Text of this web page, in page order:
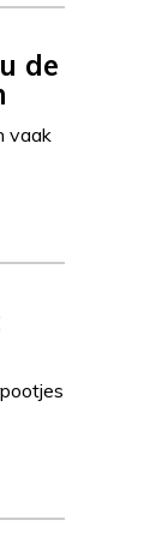
de
vaak